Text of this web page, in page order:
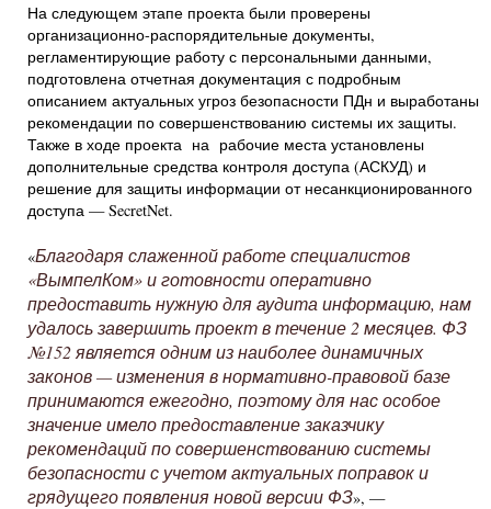
На следующем этапе проекта были проверены
организационно-распорядительные документы,
регламентирующие работу с персональными данными,
подготовлена отчетная документация с подробным
описанием актуальных угроз безопасности ПДн и выработаны
рекомендации по совершенствованию системы их защиты.
Также в ходе проекта на рабочие места установлены
дополнительные средства контроля доступа (АСКУД) и
решение для защиты информации от несанкционированного
доступа — SecretNet.
«Благодаря слаженной работе специалистов
«ВымпелКом» и готовности оперативно
предоставить нужную для аудита информацию, нам
удалось завершить проект в течение 2 месяцев. ФЗ
№152 является одним из наиболее динамичных
законов — изменения в нормативно-правовой базе
принимаются ежегодно, поэтому для нас особое
значение имело предоставление заказчику
рекомендаций по совершенствованию системы
безопасности с учетом актуальных поправок и
грядущего появления новой версии ФЗ», —